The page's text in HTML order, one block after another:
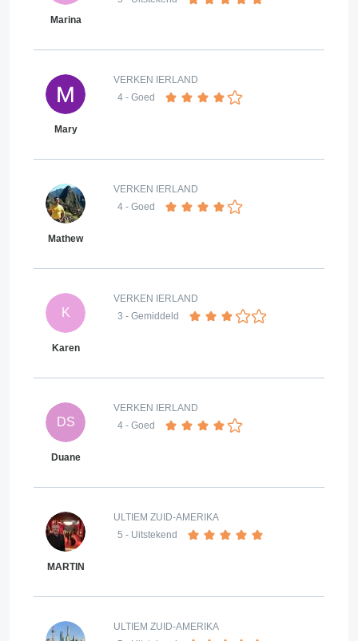
Marina
Mary
VERKEN IERLAND
4 - Goed
Mathew
VERKEN IERLAND
4 - Goed
K
Karen
VERKEN IERLAND
3 - Gemiddeld
DS
Duane
VERKEN IERLAND
4 - Goed
MARTIN
ULTIEM ZUID-AMERIKA
5 - Uitstekend
ULTIEM ZUID-AMERIKA